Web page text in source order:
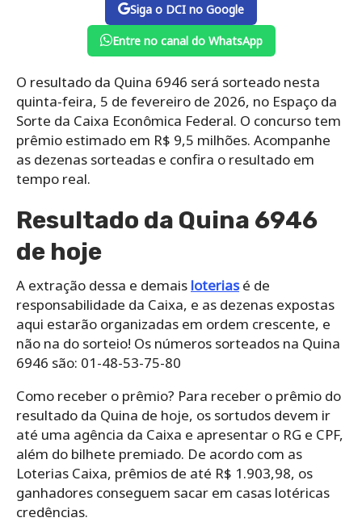
Siga o DCI no Google
Entre no canal do WhatsApp
O resultado da Quina 6946 será sorteado nesta
quinta-feira, 5 de fevereiro de 2026, no Espaço da
Sorte da Caixa Econômica Federal. O concurso tem
prêmio estimado em R$ 9,5 milhões. Acompanhe
as dezenas sorteadas e confira o resultado em
tempo real.
Resultado da Quina 6946
de hoje
A extração dessa e demais loteriasé de
responsabilidade da Caixa, e as dezenas expostas
aqui estarão organizadas em ordem crescente, e
não na do sorteio! Os números sorteados na Quina
6946 são: 01-48-53-75-80
Como receber o prêmio? Para receber o prêmio do
resultado da Quina de hoje, os sortudos devem ir
até uma agência da Caixa e apresentar o RG e CPF,
além do bilhete premiado. De acordo com as
Loterias Caixa, prêmios de até R$ 1.903,98, os
ganhadores conseguem sacar em casas lotéricas
credências.